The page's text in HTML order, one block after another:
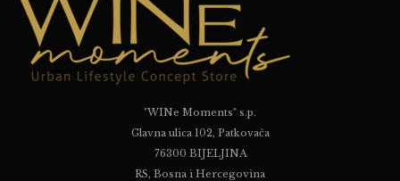
"WINe Moments" s.p.
Glavna ulica 102, Patkovača
76300 BIJELJINA
RS, Bosna i Hercegovina